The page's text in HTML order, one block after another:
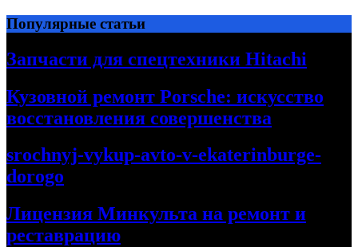
Перейти
к
содержимому
Популярные статьи
Запчасти для спецтехники Hitachi
Кузовной ремонт Porsche: искусство
восстановления совершенства
srochnyj-vykup-avto-v-ekaterinburge-
dorogo
Лицензия Минкульта на ремонт и
реставрацию